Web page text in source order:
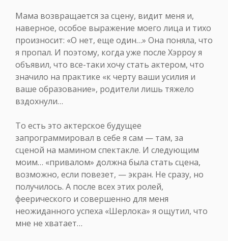
Мама возвращается за сцену, видит меня и,
наверное, особое выражение моего лица и тихо
произносит: «О нет, еще один…» Она поняла, что
я пропал. И поэтому, когда уже после Хэрроу я
объявил, что все-таки хочу стать актером, что
значило на практике «к черту ваши усилия и
ваше образование», родители лишь тяжело
вздохнули…
То есть это актерское будущее
запрограммировал в себе я сам — там, за
сценой на мамином спектакле. И следующим
моим… «привалом» должна была стать сцена,
возможно, если повезет, — экран. Не сразу, но
получилось. А после всех этих ролей,
феерического и совершенно для меня
неожиданного успеха «Шерлока» я ощутил, что
мне не хватает…